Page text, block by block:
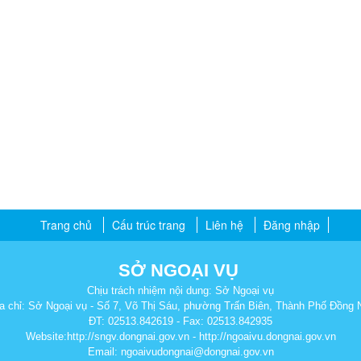
Trang chủ Cấu trúc trang Liên hệ Đăng nhập
SỞ NGOẠI VỤ
Chịu trách nhiệm nội dung: Sở Ngoại vụ
chỉ: Sở Ngoại vụ - Số 7, Võ Thị Sáu, phường Trấn Biên, Thành Phố Đồng
ĐT: 02513.842619 - Fax: 02513.842935
Website:http://sngv.dongnai.gov.vn - http://ngoaivu.dongnai.gov.vn
Email: ngoaivudongnai@dongnai.gov.vn